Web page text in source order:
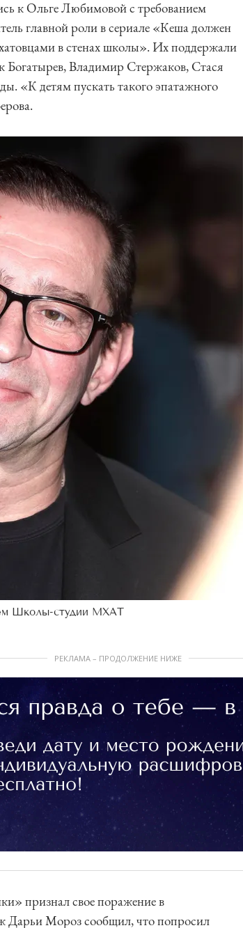
к Ольге Любимовой с требованием
главной роли в сериале «Кеша должен
в стенах школы». Их поддержали
Владимир Стержаков, Стася
«К детям пускать такого эпатажного
Школы-студии МХАТ
РЕКЛАМА – ПРОДОЛЖЕНИЕ НИЖЕ
признал свое поражение в
Дарьи Мороз сообщил, что попросил